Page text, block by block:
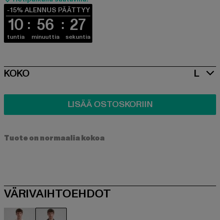
-15% ALENNUS PÄÄTTYY
10
tuntia
56
minuuttia
27
sekuntia
SIZE
KOKO L
LISÄÄ OSTOSKORIIN
Tuote on normaalia kokoa
VÄRIVAIHTOEHDOT